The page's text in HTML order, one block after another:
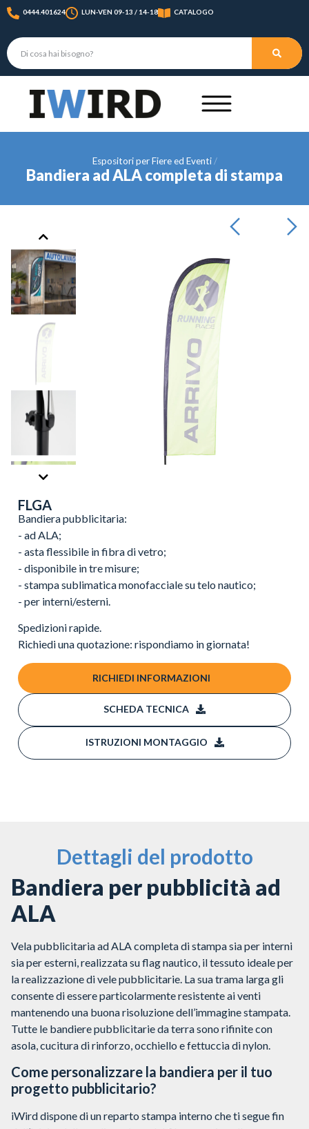
0444.401624 LUN-VEN 09-13 / 14-18 CATALOGO
Espositori per Fiere ed Eventi
Bandiera ad ALA completa di stampa
FLGA
Bandiera pubblicitaria:
- ad ALA;
- asta flessibile in fibra di vetro;
- disponibile in tre misure;
- stampa sublimatica monofacciale su telo nautico;
- per interni/esterni.
Spedizioni rapide.
Richiedi una quotazione: rispondiamo in giornata!
RICHIEDI INFORMAZIONI
SCHEDA TECNICA
ISTRUZIONI MONTAGGIO
Dettagli del prodotto
Bandiera per pubblicità ad
ALA
Vela pubblicitaria ad ALA completa di stampa sia per interni
sia per esterni, realizzata su flag nautico, il tessuto ideale per
la realizzazione di vele pubblicitarie. La sua trama larga gli
consente di essere particolarmente resistente ai venti
mantenendo una buona risoluzione dell’immagine stampata.
Tutte le bandiere pubblicitarie da terra sono rifinite con
asola, cucitura di rinforzo, occhiello e fettuccia di nylon.
Come personalizzare la bandiera per il tuo
progetto pubblicitario?
iWird dispone di un reparto stampa interno che ti segue fin